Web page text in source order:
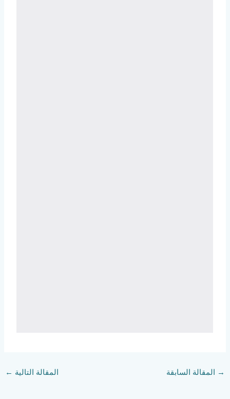
→ المقالة السابقة المقالة التالية ←